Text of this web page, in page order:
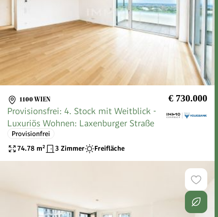
1100 WIEN € 730.000
Provisionsfrei: 4. Stock mit Weitblick -
Luxuriös Wohnen: Laxenburger Straße
Provisionfrei
74.78 m² 3 Zimmer Freifläche